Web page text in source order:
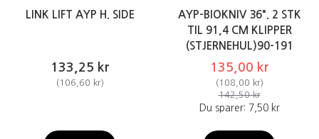
LINK LIFT AYP H. SIDE
133,25 kr
(106,60 kr)
AYP-BIOKNIV 36". 2 STK
TIL 91,4 CM KLIPPER
(STJERNEHUL)90-191
135,00 kr
(108,00 kr)
142,50 kr
Du sparer: 7,50 kr